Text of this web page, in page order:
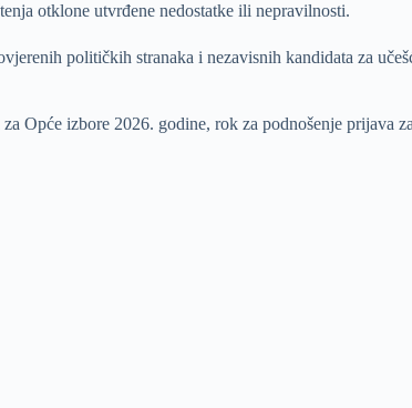
otklone utvrđene nedostatke ili nepravilnosti.
političkih stranaka i nezavisnih kandidata za
Opće izbore 2026. godine, rok za podnošenje prijava